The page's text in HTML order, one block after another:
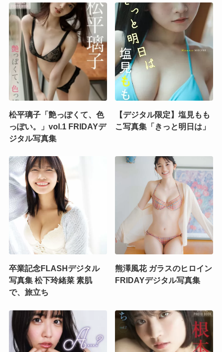
松平璃子「艶っぽくて、色
っぽい。」vol.1 FRIDAYデ
ジタル写真集
【デジタル限定】塩見もも
こ写真集「きっと明日は」
卒業記念FLASHデジタル
写真集 松下玲緒菜 素肌
で、旅立ち
熊澤風花 ガラスのヒロイン
FRIDAYデジタル写真集